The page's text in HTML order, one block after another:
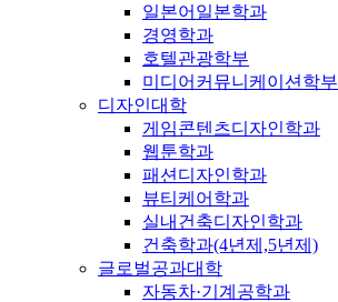
일본어일본학과
경영학과
호텔관광학부
미디어커뮤니케이션학부
디자인대학
게임콘텐츠디자인학과
웹툰학과
패션디자인학과
뷰티케어학과
실내건축디자인학과
건축학과(4년제,5년제)
글로벌공과대학
자동차·기계공학과